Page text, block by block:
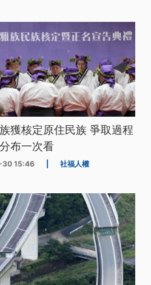
獲核定原住民族 爭取過程
布一次看
15:46 社福人權